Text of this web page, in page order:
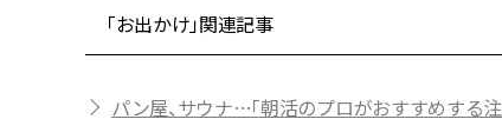
「お出かけ」関連記事
パン屋、サウナ…「朝活のプロがおすすめする